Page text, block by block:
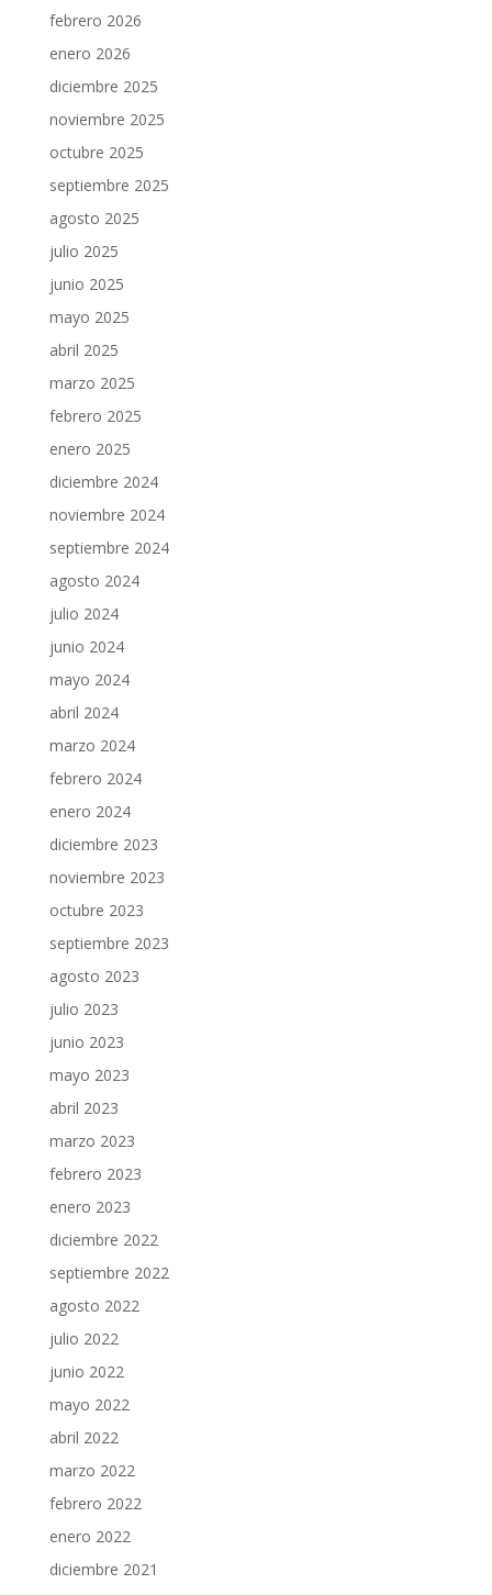
febrero 2026
enero 2026
diciembre 2025
noviembre 2025
octubre 2025
septiembre 2025
agosto 2025
julio 2025
junio 2025
mayo 2025
abril 2025
marzo 2025
febrero 2025
enero 2025
diciembre 2024
noviembre 2024
septiembre 2024
agosto 2024
julio 2024
junio 2024
mayo 2024
abril 2024
marzo 2024
febrero 2024
enero 2024
diciembre 2023
noviembre 2023
octubre 2023
septiembre 2023
agosto 2023
julio 2023
junio 2023
mayo 2023
abril 2023
marzo 2023
febrero 2023
enero 2023
diciembre 2022
septiembre 2022
agosto 2022
julio 2022
junio 2022
mayo 2022
abril 2022
marzo 2022
febrero 2022
enero 2022
diciembre 2021